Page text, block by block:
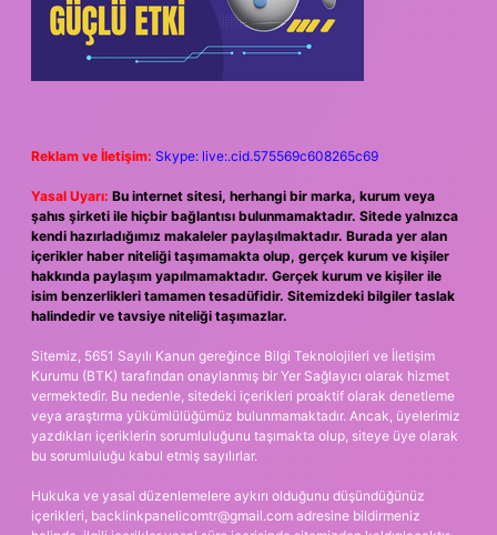
Reklam ve İletişim: Skype: live:.cid.575569c608265c69
Yasal Uyarı: Bu internet sitesi, herhangi bir marka, kurum veya
şahıs şirketi ile hiçbir bağlantısı bulunmamaktadır. Sitede yalnızca
kendi hazırladığımız makaleler paylaşılmaktadır. Burada yer alan
içerikler haber niteliği taşımamakta olup, gerçek kurum ve kişiler
hakkında paylaşım yapılmamaktadır. Gerçek kurum ve kişiler ile
isim benzerlikleri tamamen tesadüfidir. Sitemizdeki bilgiler taslak
halindedir ve tavsiye niteliği taşımazlar.
Sitemiz, 5651 Sayılı Kanun gereğince Bilgi Teknolojileri ve İletişim
Kurumu (BTK) tarafından onaylanmış bir Yer Sağlayıcı olarak hizmet
vermektedir. Bu nedenle, sitedeki içerikleri proaktif olarak denetleme
veya araştırma yükümlülüğümüz bulunmamaktadır. Ancak, üyelerimiz
yazdıkları içeriklerin sorumluluğunu taşımakta olup, siteye üye olarak
bu sorumluluğu kabul etmiş sayılırlar.
Hukuka ve yasal düzenlemelere aykırı olduğunu düşündüğünüz
içerikleri, backlinkpanelicomtr@gmail.com adresine bildirmeniz